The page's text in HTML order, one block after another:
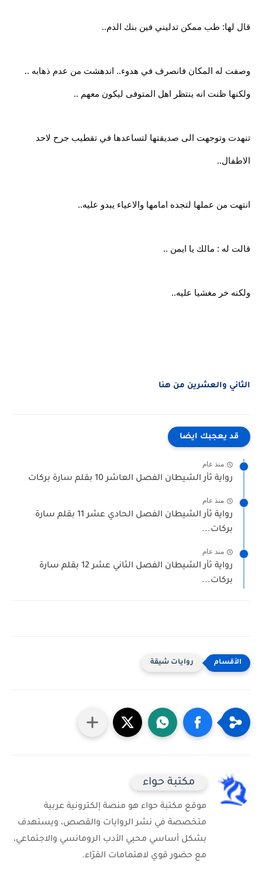
قال لها: طب ممكن تدليني فين بنك الدم..
وصفت له المكان فانصرف في هدوء.. اندهشت من عدم ذهابه ..
ولكنها ظنت انه ينتظر اهل المتوفى ليكون معهم ..
تنهدت وتوجهت الى صديقتها لتساعدها في تقطيب جرح لاحد
الاطفال..
انتهت من عملها لتجده امامها والاعياء يبدو عليه..
قالت له : مالك يا ايمن ..
ولكنه خر مغشيا عليه..
الثاني والعشرين من هنا
قد يعجبك ايضا
منذ عام
رواية ثأر الشيطان الفصل العاشر 10 بقلم سارة بركات
منذ عام
رواية ثأر الشيطان الفصل الحادي عشر 11 بقلم سارة
بركات...
منذ عام
رواية ثأر الشيطان الفصل الثاني عشر 12 بقلم سارة
بركات...
روايات شيقة
مكتبة حواء
موقع مكتبة حواء هو منصة إلكترونية عربية
متخصصة في نشر الروايات والقصص، ويستهدف
بشكل أساسي محبي الأدب الرومانسي والاجتماعي،
مع حضور قوي لاهتمامات القرّاء.